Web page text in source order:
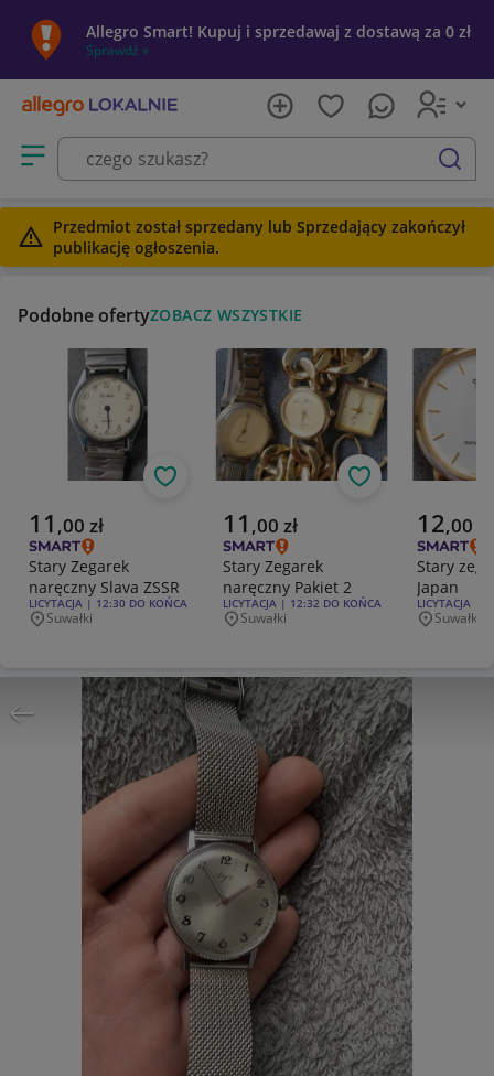
Allegro Smart! Kupuj i sprzedawaj z dostawą za 0 zł
Sprawdź »
Otwórz menu z kategoriami
szukaj
Przedmiot został sprzedany lub Sprzedający zakończył
publikację ogłoszenia.
Podobne ofertyZOBACZ WSZYSTKIE
Aktualna cena
11 ,00 zł
Stary Zegarek
naręczny Slava ZSSR
RODZAJ OFERTY:
LICYTACJA | 12:30 DO KOŃCA
Miejscowość
Suwałki
Obserwuj
Aktualna cena
11 ,00 zł
Stary Zegarek
naręczny Pakiet 2
RODZAJ OFERTY:
LICYTACJA | 12:32 DO KOŃCA
Miejscowość
Suwałki
Obserwuj
Aktualna
12,00
Stary
Japan
RODZAJ
LICYTACJA |
Suwałki